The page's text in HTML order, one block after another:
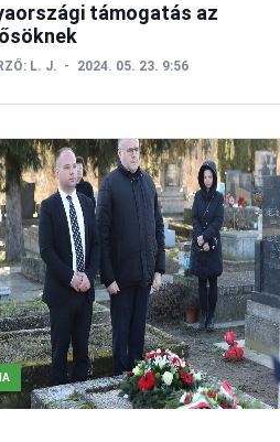
támogatás az
L. J. 2024. 05. 23. 9:56